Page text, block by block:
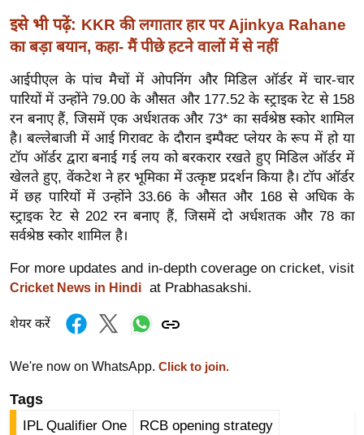
न
ज
ग
त
बॉ
ली
वु
ड
हॉ
ली
ड
फि
ल्म
मी
B
इसे भी पढ़ें: KKR की लगातार हार पर Ajinkya Rahane
का बड़ा बयान, कहा- मैं पीछे हटने वालों में से नहीं
आईपीएल के पांच मैचों में ओपनिंग और मिडिल ऑर्डर में चार-चार
पारियों में उन्होंने 79.00 के औसत और 177.52 के स्ट्राइक रेट से 158
रन बनाए हैं, जिसमें एक अर्धशतक और 73* का सर्वश्रेष्ठ स्कोर शामिल
है। बल्लेबाजी में आई गिरावट के दौरान इम्पैक्ट प्लेयर के रूप में हो या
टॉप ऑर्डर द्वारा बनाई गई लय को बरकरार रखते हुए मिडिल ऑर्डर में
खेलते हुए, वेंकटेश ने हर भूमिका में उत्कृष्ट प्रदर्शन किया है। टॉप ऑर्डर
में छह पारियों में उन्होंने 33.66 के औसत और 168 से अधिक के
स्ट्राइक रेट से 202 रन बनाए हैं, जिसमें दो अर्धशतक और 78 का
सर्वश्रेष्ठ स्कोर शामिल है।
For more updates and in-depth coverage on cricket, visit
Cricket News in Hindi at Prabhasakshi.
शेयर करें
We're now on WhatsApp. Click to join.
Tags
IPL Qualifier One RCB opening strategy